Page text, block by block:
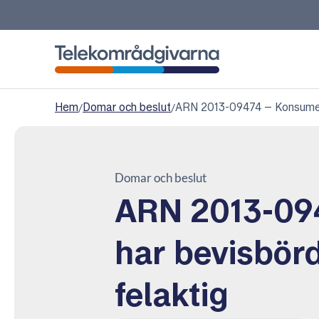
Hem/Domar och beslut/ARN 2013-09474 –
Domar och beslut
ARN 2013-
har
felaktig